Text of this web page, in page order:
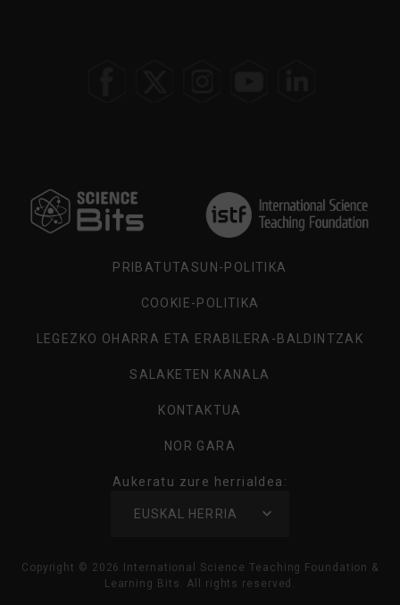
PRIBATUTASUN-POLITIKA
COOKIE-POLITIKA
LEGEZKO OHARRA ETA ERABILERA-BALDINTZAK
SALAKETEN KANALA
KONTAKTUA
NOR GARA
Aukeratu zure herrialdea:
AUKERATU
ZURE
HERRIALDEA
EUSKAL HERRIA
ZURE
Copyright © 2026
International Science Teaching Foundation &
Learning Bits. All rights reserved.